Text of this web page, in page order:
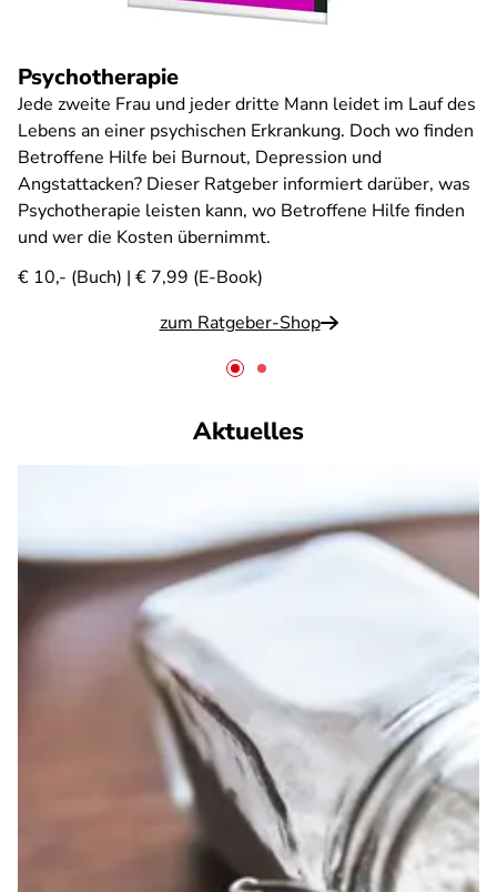
Psychotherapie
Jede zweite Frau und jeder dritte Mann leidet im Lauf des
Lebens an einer psychischen Erkrankung. Doch wo finden
Betroffene Hilfe bei Burnout, Depression und
Angstattacken? Dieser Ratgeber informiert darüber, was
Psychotherapie leisten kann, wo Betroffene Hilfe finden
und wer die Kosten übernimmt.
€ 10,- (Buch) | € 7,99 (E-Book)
zum Ratgeber-Shop
Aktuelles